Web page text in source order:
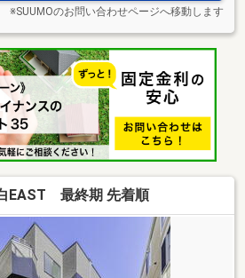
※SUUMOのお問い合わせページへ移動します
EAST 最終期 先着順